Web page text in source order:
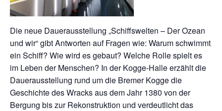
Die neue Dauerausstellung „Schiffswelten – Der Ozean
und wir“ gibt Antworten auf Fragen wie: Warum schwimmt
ein Schiff? Wie wird es gebaut? Welche Rolle spielt es
im Leben der Menschen? In der Kogge-Halle erzählt die
Dauerausstellung rund um die Bremer Kogge die
Geschichte des Wracks aus dem Jahr 1380 von der
Bergung bis zur Rekonstruktion und verdeutlicht das